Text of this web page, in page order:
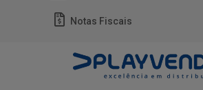
Notas Fiscais